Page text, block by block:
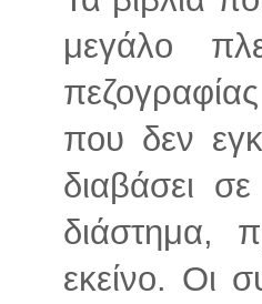
μεγάλο
που δεν
διαβάσει
διάστημα,
εκείνο. Οι